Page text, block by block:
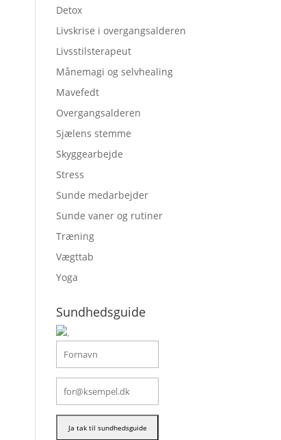
Detox
Livskrise i overgangsalderen
Livsstilsterapeut
Månemagi og selvhealing
Mavefedt
Overgangsalderen
Sjælens stemme
Skyggearbejde
Stress
Sunde medarbejder
Sunde vaner og rutiner
Træning
Vægttab
Yoga
Sundhedsguide